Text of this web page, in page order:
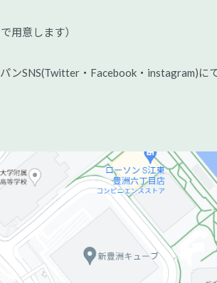
用意します）
ンSNS(Twitter・Facebook・instagram)に